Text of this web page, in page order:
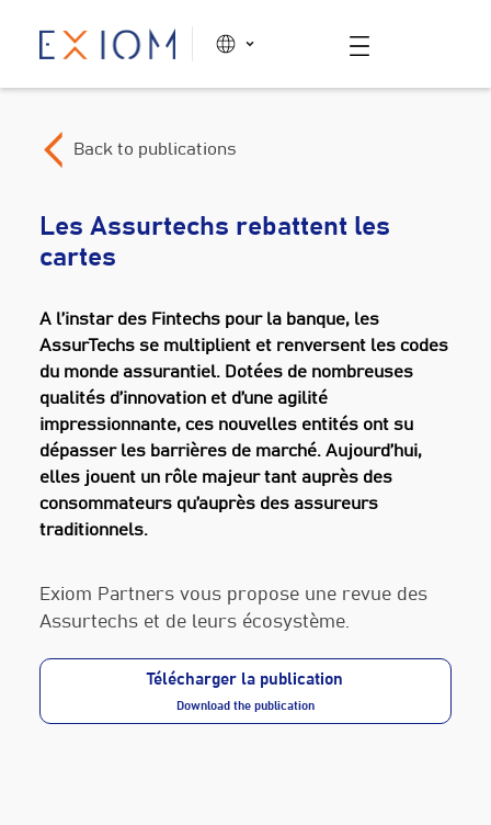
Back to publications
Les Assurtechs rebattent les
cartes
A l’instar des Fintechs pour la banque, les
AssurTechs se multiplient et renversent les codes
du monde assurantiel. Dotées de nombreuses
qualités d’innovation et d’une agilité
impressionnante, ces nouvelles entités ont su
dépasser les barrières de marché. Aujourd’hui,
elles jouent un rôle majeur tant auprès des
consommateurs qu’auprès des assureurs
traditionnels.
Exiom Partners vous propose une revue des
Assurtechs et de leurs écosystème.
Télécharger la publication
Download the publication